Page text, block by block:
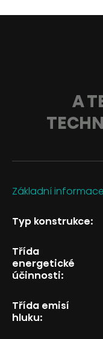
A
Základní informace
Typ konstrukce:
Třída
energetické
účinnosti:
Třída emisí
hluku: